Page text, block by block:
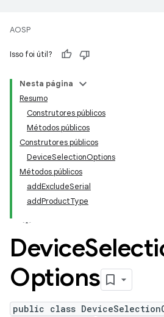
AOSP
Isso foi útil?
Nesta página
Resumo
Construtores públicos
Métodos públicos
Construtores públicos
DeviceSelectionOptions
Métodos públicos
addExcludeSerial
addProductType
Device
Options
public class